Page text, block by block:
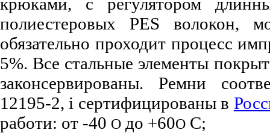
полиестеровых PES
обязательно проходит процесс
5%. Все стальные элементы
законсервированы. Ремни
12195-2, і сертифицированы в
работи: от -40 О до +60О С;